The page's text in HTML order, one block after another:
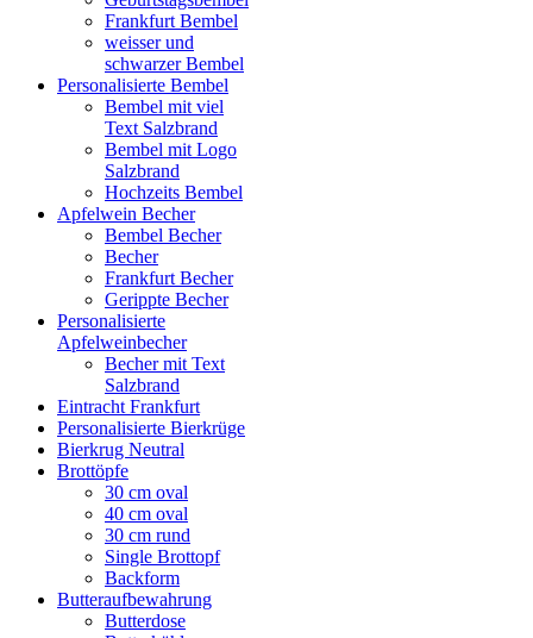
Frankfurt Bembel
weisser und
schwarzer Bembel
Personalisierte Bembel
Bembel mit viel
Text Salzbrand
Bembel mit Logo
Salzbrand
Hochzeits Bembel
Apfelwein Becher
Bembel Becher
Becher
Frankfurt Becher
Gerippte Becher
Personalisierte
Apfelweinbecher
Becher mit Text
Salzbrand
Eintracht Frankfurt
Personalisierte Bierkrüge
Bierkrug Neutral
Brottöpfe
30 cm oval
40 cm oval
30 cm rund
Single Brottopf
Backform
Butteraufbewahrung
Butterdose